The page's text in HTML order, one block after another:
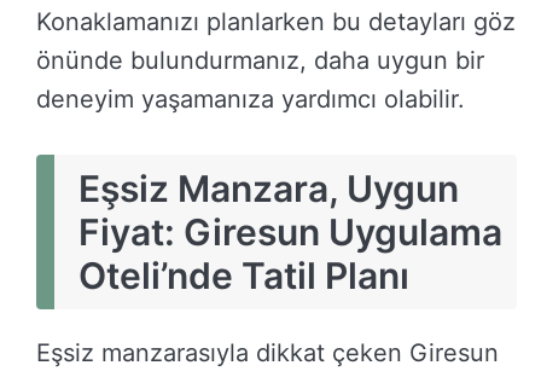
Konaklamanızı planlarken bu detayları göz
önünde bulundurmanız, daha uygun bir
deneyim yaşamanıza yardımcı olabilir.
Eşsiz Manzara, Uygun
Fiyat: Giresun Uygulama
Oteli’nde Tatil Planı
Eşsiz manzarasıyla dikkat çeken Giresun